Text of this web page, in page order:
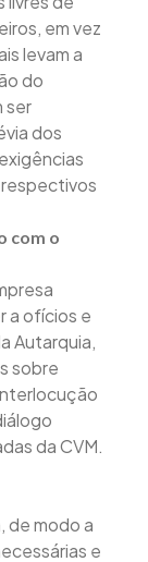
em vez
levam a
do
ser
dos
com o
a ofícios e
Autarquia,
sobre
da CVM.
de modo a
e